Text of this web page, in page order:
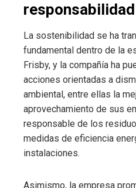
La sostenibilidad se ha
fundamental dentro de la
Frisby, y la compañía ha
acciones orientadas a
ambiental, entre ellas la
aprovechamiento de sus
responsable de los
medidas de eficiencia
instalaciones.
Asimismo, la empresa